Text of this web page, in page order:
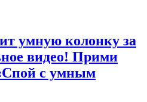
умную колонку за
видео! Прими
с умным